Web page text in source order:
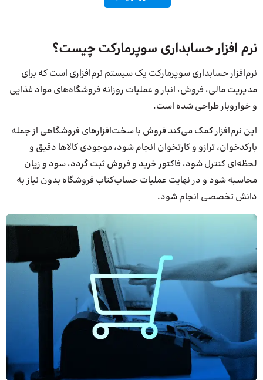
نرم افزار حسابداری سوپرمارکت چیست؟
نرم‌افزار حسابداری سوپرمارکت یک سیستم نرم‌افزاری است که برای
مدیریت مالی، فروش، انبار و عملیات روزانه فروشگاه‌های مواد غذایی
و خواروبار طراحی شده است.
این نرم‌افزار کمک می‌کند فروش با سخت‌افزارهای فروشگاهی از جمله
بارکدخوان، ترازو و کارتخوان انجام شود، موجودی کالاها دقیق و
لحظه‌ای کنترل شود، فاکتور خرید و فروش ثبت گردد، سود و زیان
محاسبه شود و در نهایت عملیات حساب‌کتاب فروشگاه بدون نیاز به
دانش تخصصی انجام شود.